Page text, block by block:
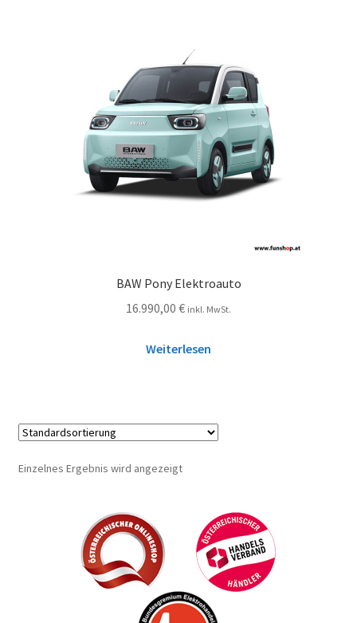
BAW Pony Elektroauto
16.990,00 € inkl. MwSt.
Weiterlesen
Einzelnes Ergebnis wird angezeigt